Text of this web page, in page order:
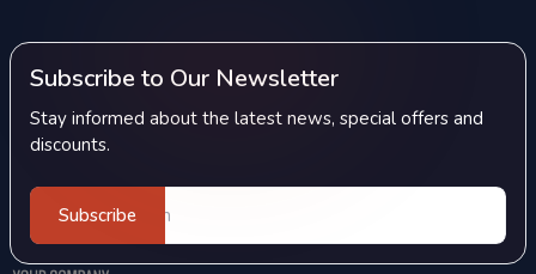
Subscribe to Our Newsletter
Stay informed about the latest news, special offers and
discounts.
Subscribe